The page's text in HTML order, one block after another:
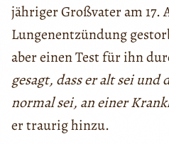
jähriger Großvater am 17.
Lungenentzündung
aber einen Test für ihn
gesagt, dass er alt sei und
normal sei, an einer
er traurig hinzu.